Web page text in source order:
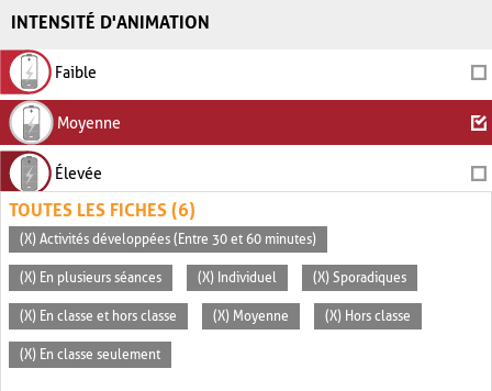
INTENSITÉ D'ANIMATION
Faible
Moyenne
Élevée
TOUTES LES FICHES (6)
(X) Activités développées (Entre 30 et 60 minutes)
(X) En plusieurs séances (X) Individuel (X) Sporadiques
(X) En classe et hors classe (X) Moyenne (X) Hors classe
(X) En classe seulement